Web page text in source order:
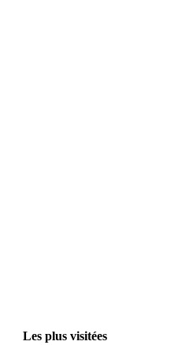
Les plus visitées